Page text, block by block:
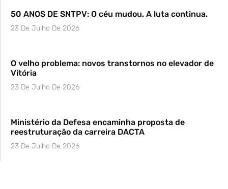
50 ANOS DE SNTPV: O céu mudou. A luta continua.
23 De Julho De 2026
O velho problema: novos transtornos no elevador de
Vitória
23 De Julho De 2026
Ministério da Defesa encaminha proposta de
reestruturação da carreira DACTA
23 De Julho De 2026